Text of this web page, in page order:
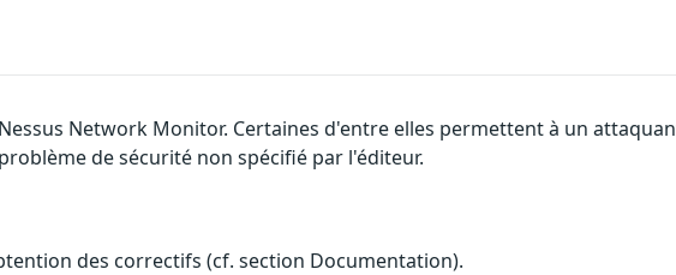
Network Monitor. Certaines d'entre elles permettent à un
de sécurité non spécifié par l'éditeur.
des correctifs (cf. section Documentation).